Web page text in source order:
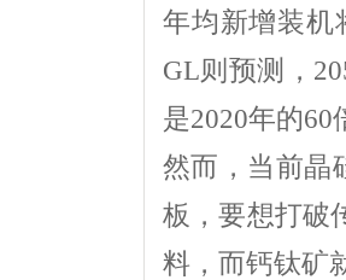
年均新增装机
GL则预测，
是2020年的
然而，当前晶
板，要想打破
料，而钙钛矿